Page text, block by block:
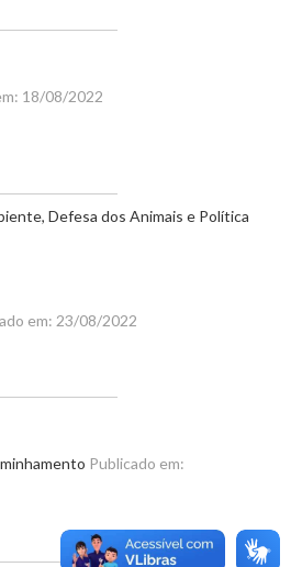
18/08/2022
Defesa dos Animais e Política
em: 23/08/2022
Publicado em: